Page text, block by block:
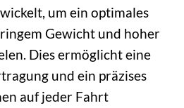
um ein optimales
Gewicht und hoher
Dies ermöglicht eine
und ein präzises
auf jeder Fahrt